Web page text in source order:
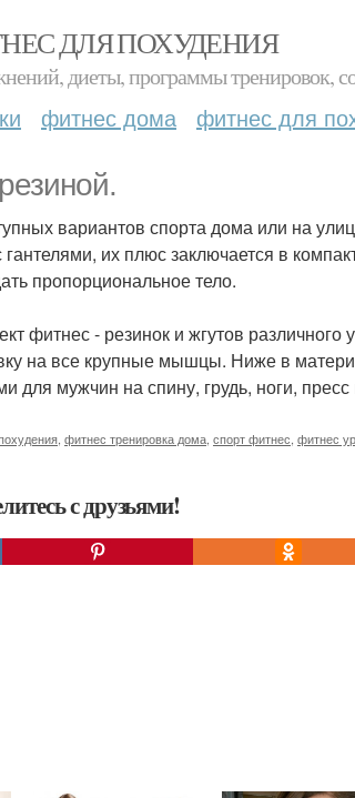
ДЛЯ ПОХУДЕНИЯ
диеты, программы тренировок,
фитнес дома фитнес для
вариантов спорта дома или на
их плюс заключается в
пропорциональное тело.
фитнес - резинок и жгутов различного
на все крупные мышцы. Ниже в
для мужчин на спину, грудь, ноги,
фитнес тренировка дома спорт фитнес фитнес
с друзьями!